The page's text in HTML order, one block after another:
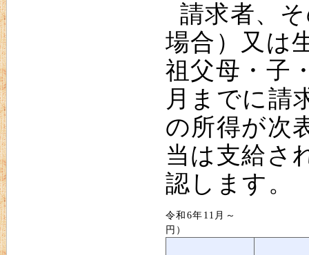
請求者、
場合）又は
祖父母・子
月までに請
の所得が次
当は支給さ
認します。
令和6年
円）